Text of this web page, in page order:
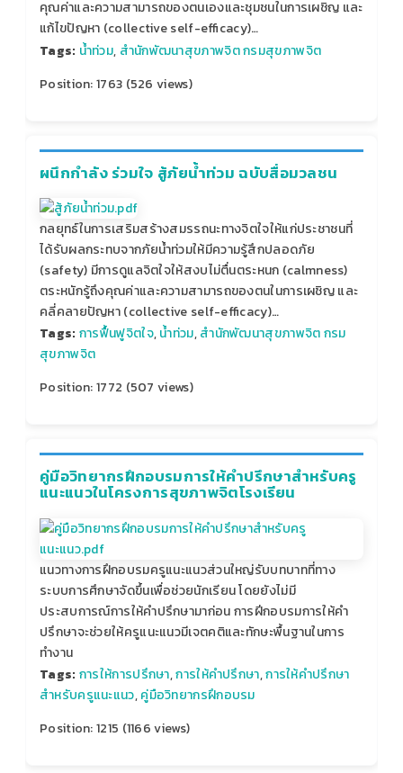
คุณค่าและความสามารถของตนเองและชุมชนในการเผชิญ และ
แก้ไขปัญหา (collective self-efficacy)…
Tags: น้ำท่วม, สำนักพัฒนาสุขภาพจิต กรมสุขภาพจิต
Position:1763 (526 views)
ผนึกกำลัง ร่วมใจ สู้ภัยน้ำท่วม ฉบับสื่อมวลชน
กลยุทธ์ในการเสริมสร้างสมรรถนะทางจิตใจให้แก่ประชาชนที่
ได้รับผลกระทบจากภัยน้ำท่วมให้มีความรู้สึกปลอดภัย
(safety) มีการดูแลจิตใจให้สงบไม่ตื่นตระหนก (calmness)
ตระหนักรู้ถึงคุณค่าและความสามารถของตนในการเผชิญ และ
คลี่คลายปัญหา (collective self-efficacy)…
Tags: การฟื้นฟูจิตใจ,น้ำท่วม,สำนักพัฒนาสุขภาพจิต กรม
สุขภาพจิต
Position:1772 (507 views)
คู่มือวิทยากรฝึกอบรมการให้คำปรึกษาสำหรับครู
แนะแนวในโครงการสุขภาพจิตโรงเรียน
แนวทางการฝึกอบรมครูแนะแนวส่วนใหญ่รับบทบาทที่ทาง
ระบบการศึกษาจัดขึ้นเพื่อช่วยนักเรียน โดยยังไม่มี
ประสบการณ์การให้คำปรึกษามาก่อน การฝีกอบรมการให้คำ
ปรึกษาจะช่วยให้ครูแนะแนวมีเจตคติและทักษะพื้นฐานในการ
ทำงาน
Tags: การให้การปรึกษา,การให้คำปรึกษา,การให้คำปรึกษา
สำหรับครูแนะแนว,คู่มือวิทยากรฝึกอบรม
Position:1215 (1166views)